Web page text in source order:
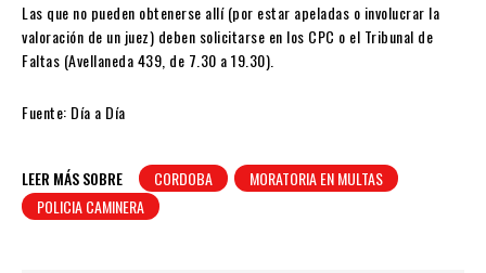
Las que no pueden obtenerse allí (por estar apeladas o involucrar la
valoración de un juez) deben solicitarse en los CPC o el Tribunal de
Faltas (Avellaneda 439, de 7.30 a 19.30).
Fuente: Día a Día
LEER MÁS SOBRE CORDOBA
MORATORIA EN MULTAS
POLICIA CAMINERA